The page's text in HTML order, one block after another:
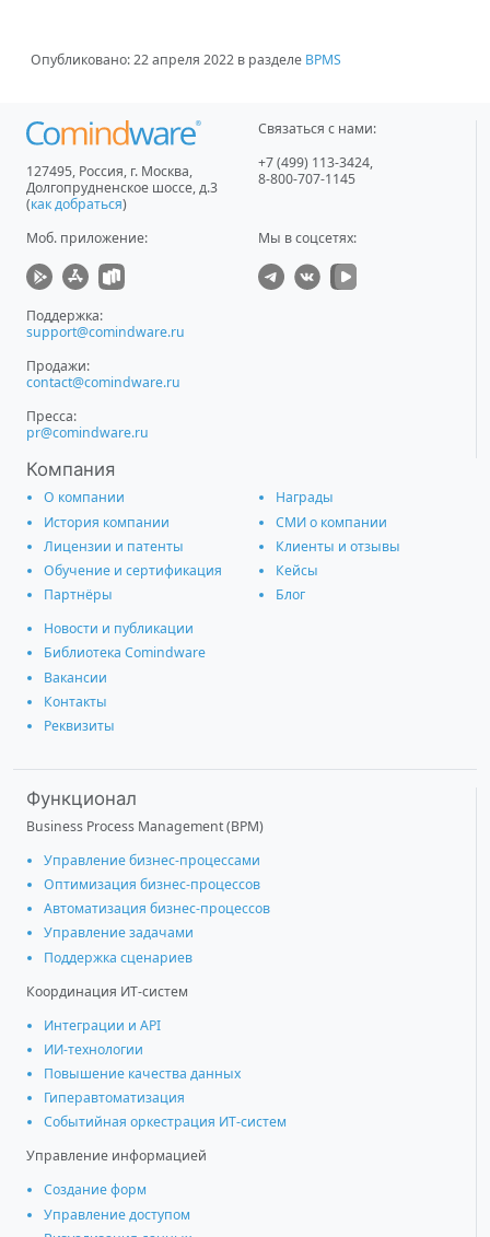
Опубликовано:22 апреля 2022 в разделе BPMS
127495, Россия, г. Москва,
Долгопрудненское шоссе, д.3
(как добраться)
Связаться с нами:
+7 (499) 113-3424,
8-800-707-1145
Моб. приложение: Мы в соцсетях:
Поддержка:
support@comindware.ru
Продажи:
contact@comindware.ru
Пресса:
pr@comindware.ru
Компания
О компании
История компании
Лицензии и патенты
Обучение и сертификация
Партнёры
Награды
СМИ о компании
Клиенты и отзывы
Кейсы
Блог
Новости и публикации
Библиотека Comindware
Вакансии
Контакты
Реквизиты
Функционал
Business Process Management (BPM)
Управление бизнес-процессами
Оптимизация бизнес-процессов
Автоматизация бизнес-процессов
Управление задачами
Поддержка сценариев
Координация ИТ-систем
Интеграции и АРІ
ИИ-технологии
Повышение качества данных
Гиперавтоматизация
Событийная оркестрация ИТ-систем
Управление информацией
Создание форм
Управление доступом